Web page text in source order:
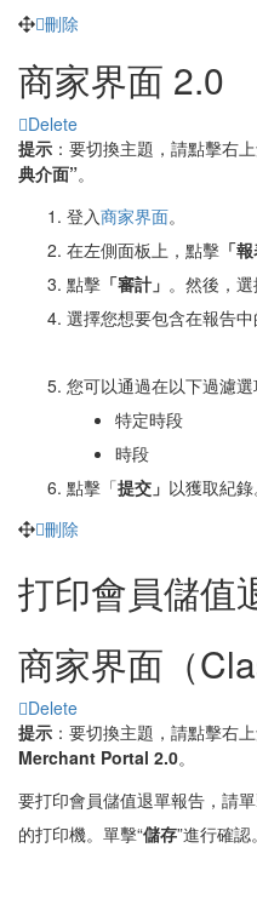
刪除
商家界面 2.0
Delete
提示 ：要切換主題，請點擊右
典介面”。
登入商家界面。
在左側面板上，點擊 「報
點擊 「審計」 。然後，
選擇您想要包含在報告中
您可以通過在以下過濾
特定時段
時段
點擊「提交」 以獲取紀錄
刪除
打印會員儲值
商家界面（
Delete
提示 ：要切換主題，請點擊右
Merchant Portal 2.0。
要打印會員儲值退單報告，請
的打印機。單擊“儲存”進行確認。